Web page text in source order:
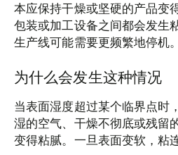
本应保持干燥或坚硬的产品变
包装或加工设备之间都会发生
生产线可能需要更频繁地停机。
为什么会发生这种情况
当表面湿度超过某个临界点时
湿的空气、干燥不彻底或残留
变得粘腻。一旦表面变软，粘